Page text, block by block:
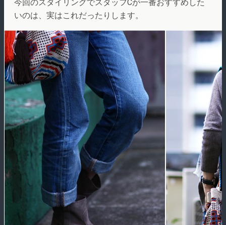
今回のスタイリングでスタッフCが一番おすすめした
いのは、実はこれだったりします。